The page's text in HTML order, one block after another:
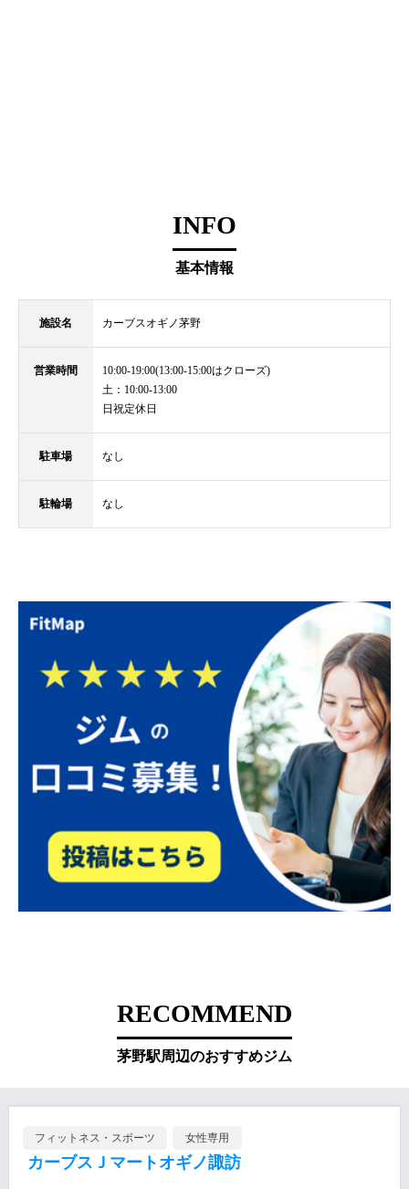
INFO
基本情報
施設名 カーブスオギノ茅野
営業時間
10:00-19:00(13:00-15:00はクローズ)
土：10:00-13:00
日祝定休日
駐車場 なし
駐輪場 なし
RECOMMEND
茅野駅周辺のおすすめジム
フィットネス・スポーツ 女性専用
カーブスＪマートオギノ諏訪